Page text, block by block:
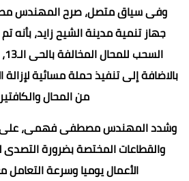
وفى سياق متصل، صرح المهندس
جهاز تنمية مدينة الشيح زايد، بأنه
بالاضافة إلى تنفيذ حملة مسائية لإزالة
من المحال
وشدد المهندس مصطفى فهمى، على
والقطاعات المختصة بضرورة التصدى
الأعمال يوميا وسرعة التعامل